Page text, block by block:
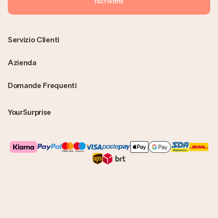
Domande Frequenti
YourSurprise
Servizio Clienti
Azienda